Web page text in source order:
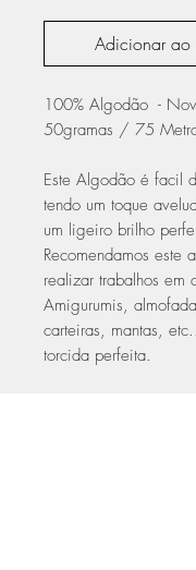
Adicionar ao
100% Algodão -
50gramas / 75
Este Algodão é facil
tendo um toque
um ligeiro brilho
Recomendamos este
realizar trabalhos em
Amigurumis,
carteiras, mantas,
torcida perfeita.